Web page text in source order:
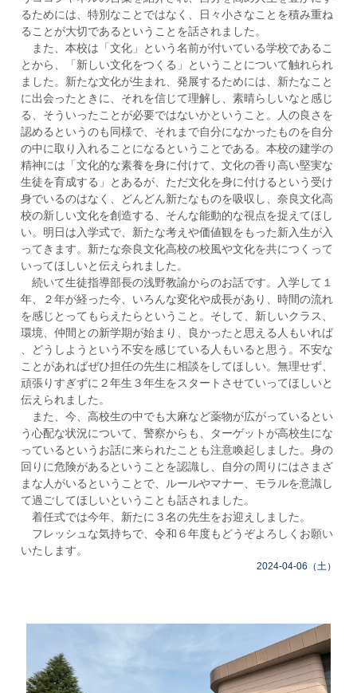
るためには、特別なことではなく、日々小さなことを積み重ね
ることが大切であるということを話されました。
また、本校は「文化」という名前が付いている学校であるこ
とから、「新しい文化をつくる」ということについて触れられ
ました。新たな文化が生まれ、発展するためには、新たなこと
に出会ったときに、それを信じて理解し、素晴らしいなと感じ
る、そういったことが必要ではないかということ。人の良さを
認めるというのも同様で、それまで自分になかったものを自分
の中に取り入れることになるということである。本校の建学の
精神には「文化的な素養を身に付けて、文化の香り高い堅実な
生徒を育成する」とあるが、ただ文化を身に付けるという受け
身でいるのはなく、どんどん新たなものを吸収し、奈良文化高
校の新しい文化を創造する、そんな能動的な視点を捉えてほし
い。明日は入学式で、新たな考えや価値観をもった新入生が入
ってきます。新たな奈良文化高校の校風や文化を共につくって
いってほしいと伝えられました。
続いて生徒指導部長の浅野教諭からのお話です。入学して１
年、２年が経った今、いろんな変化や成長があり、時間の流れ
を感じとってもらえたらということ。そして、新しいクラス、
環境、仲間との新学期が始まり、良かったと思える人もいれば
、どうしようという不安を感じている人もいると思う。不安な
ことがあればぜひ担任の先生に相談をしてほしい。無理せず、
頑張りすぎずに２年生３年生をスタートさせていってほしいと
伝えられました。
また、今、高校生の中でも大麻など薬物が広がっているとい
う心配な状況について、警察からも、ターゲットが高校生にな
っているというお話に来られたことも注意喚起しました。身の
回りに危険があるということを認識し、自分の周りにはさまざ
まな人がいるということで、ルールやマナー、モラルを意識し
て過ごしてほしいということも話されました。
着任式では今年、新たに３名の先生をお迎えしました。
フレッシュな気持ちで、令和６年度もどうぞよろしくお願い
いたします。
2024-04-06（土）